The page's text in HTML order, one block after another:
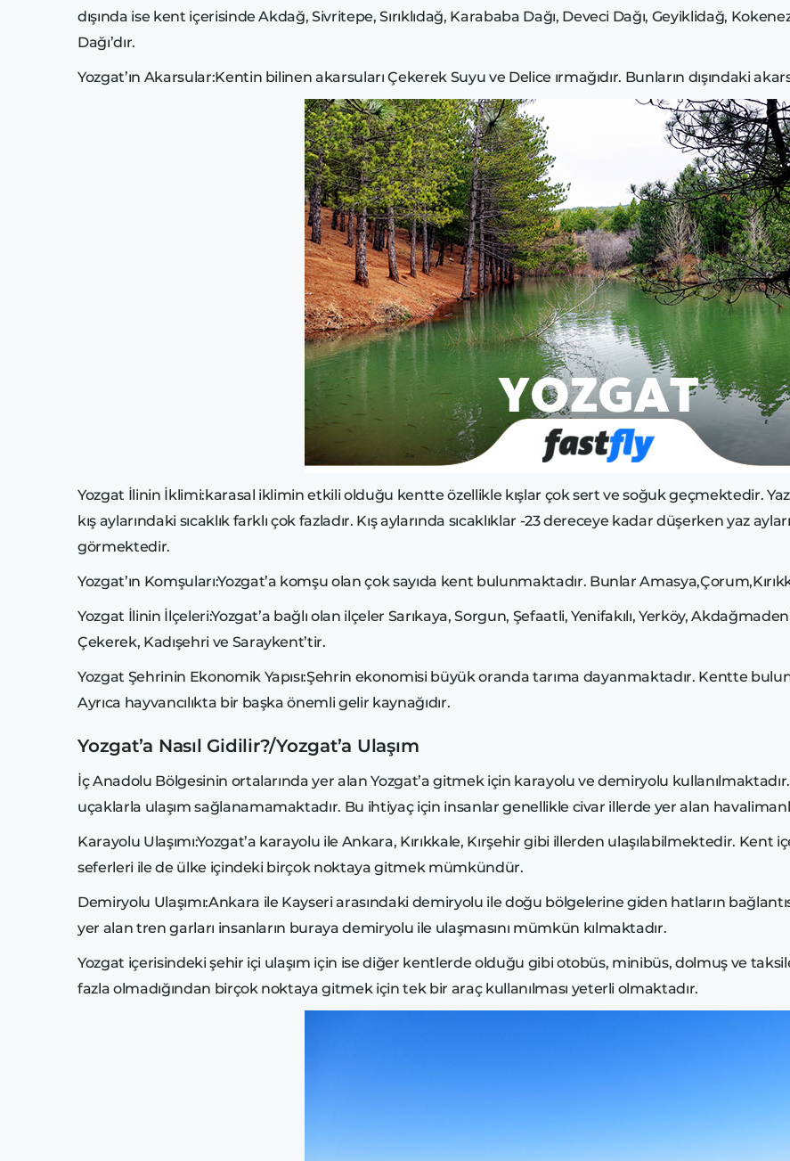
dışında ise kent içerisinde Akdağ, Sivritepe, Sırıklıdağ, Karababa Dağı, Deveci Dağı, Geyiklidağ,
Dağı’dır.
Yozgat’ın Akarsular:Kentin bilinen akarsuları Çekerek Suyu ve Delice ırmağıdır. Bunların dışındaki
Yozgat İlinin İklimi:karasal iklimin etkili olduğu kentte özellikle kışlar çok sert ve soğuk geçmektedir.
kış aylarındaki sıcaklık farklı çok fazladır. Kış aylarında sıcaklıklar -23 dereceye kadar düşerken yaz
görmektedir.
Yozgat’ın Komşuları:Yozgat’a komşu olan çok sayıda kent bulunmaktadır. Bunlar
Yozgat İlinin İlçeleri:Yozgat’a bağlı olan ilçeler Sarıkaya, Sorgun, Şefaatli, Yenifakılı, Yerköy,
Çekerek, Kadışehri ve Saraykent’tir.
Yozgat Şehrinin Ekonomik Yapısı:Şehrin ekonomisi büyük oranda tarıma dayanmaktadır. Kentte
Ayrıca hayvancılıkta bir başka önemli gelir kaynağıdır.
Yozgat’a Nasıl Gidilir?/Yozgat’a Ulaşım
İç Anadolu Bölgesinin ortalarında yer alan Yozgat’a gitmek için karayolu ve demiryolu
uçaklarla ulaşım sağlanamamaktadır. Bu ihtiyaç için insanlar genellikle civar illerde yer alan
Karayolu Ulaşımı:Yozgat’a karayolu ile Ankara, Kırıkkale, Kırşehir gibi illerden ulaşılabilmektedir.
seferleri ile de ülke içindeki birçok noktaya gitmek mümkündür.
Demiryolu Ulaşımı:Ankara ile Kayseri arasındaki demiryolu ile doğu bölgelerine giden hatların
yer alan tren garları insanların buraya demiryolu ile ulaşmasını mümkün kılmaktadır.
Yozgat içerisindeki şehir içi ulaşım için ise diğer kentlerde olduğu gibi otobüs, minibüs, dolmuş ve
fazla olmadığından birçok noktaya gitmek için tek bir araç kullanılması yeterli olmaktadır.